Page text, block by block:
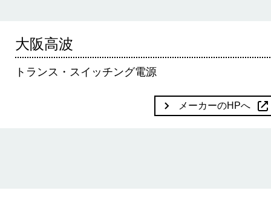
大阪高波
トランス・スイッチング電源
メーカーのHPへ